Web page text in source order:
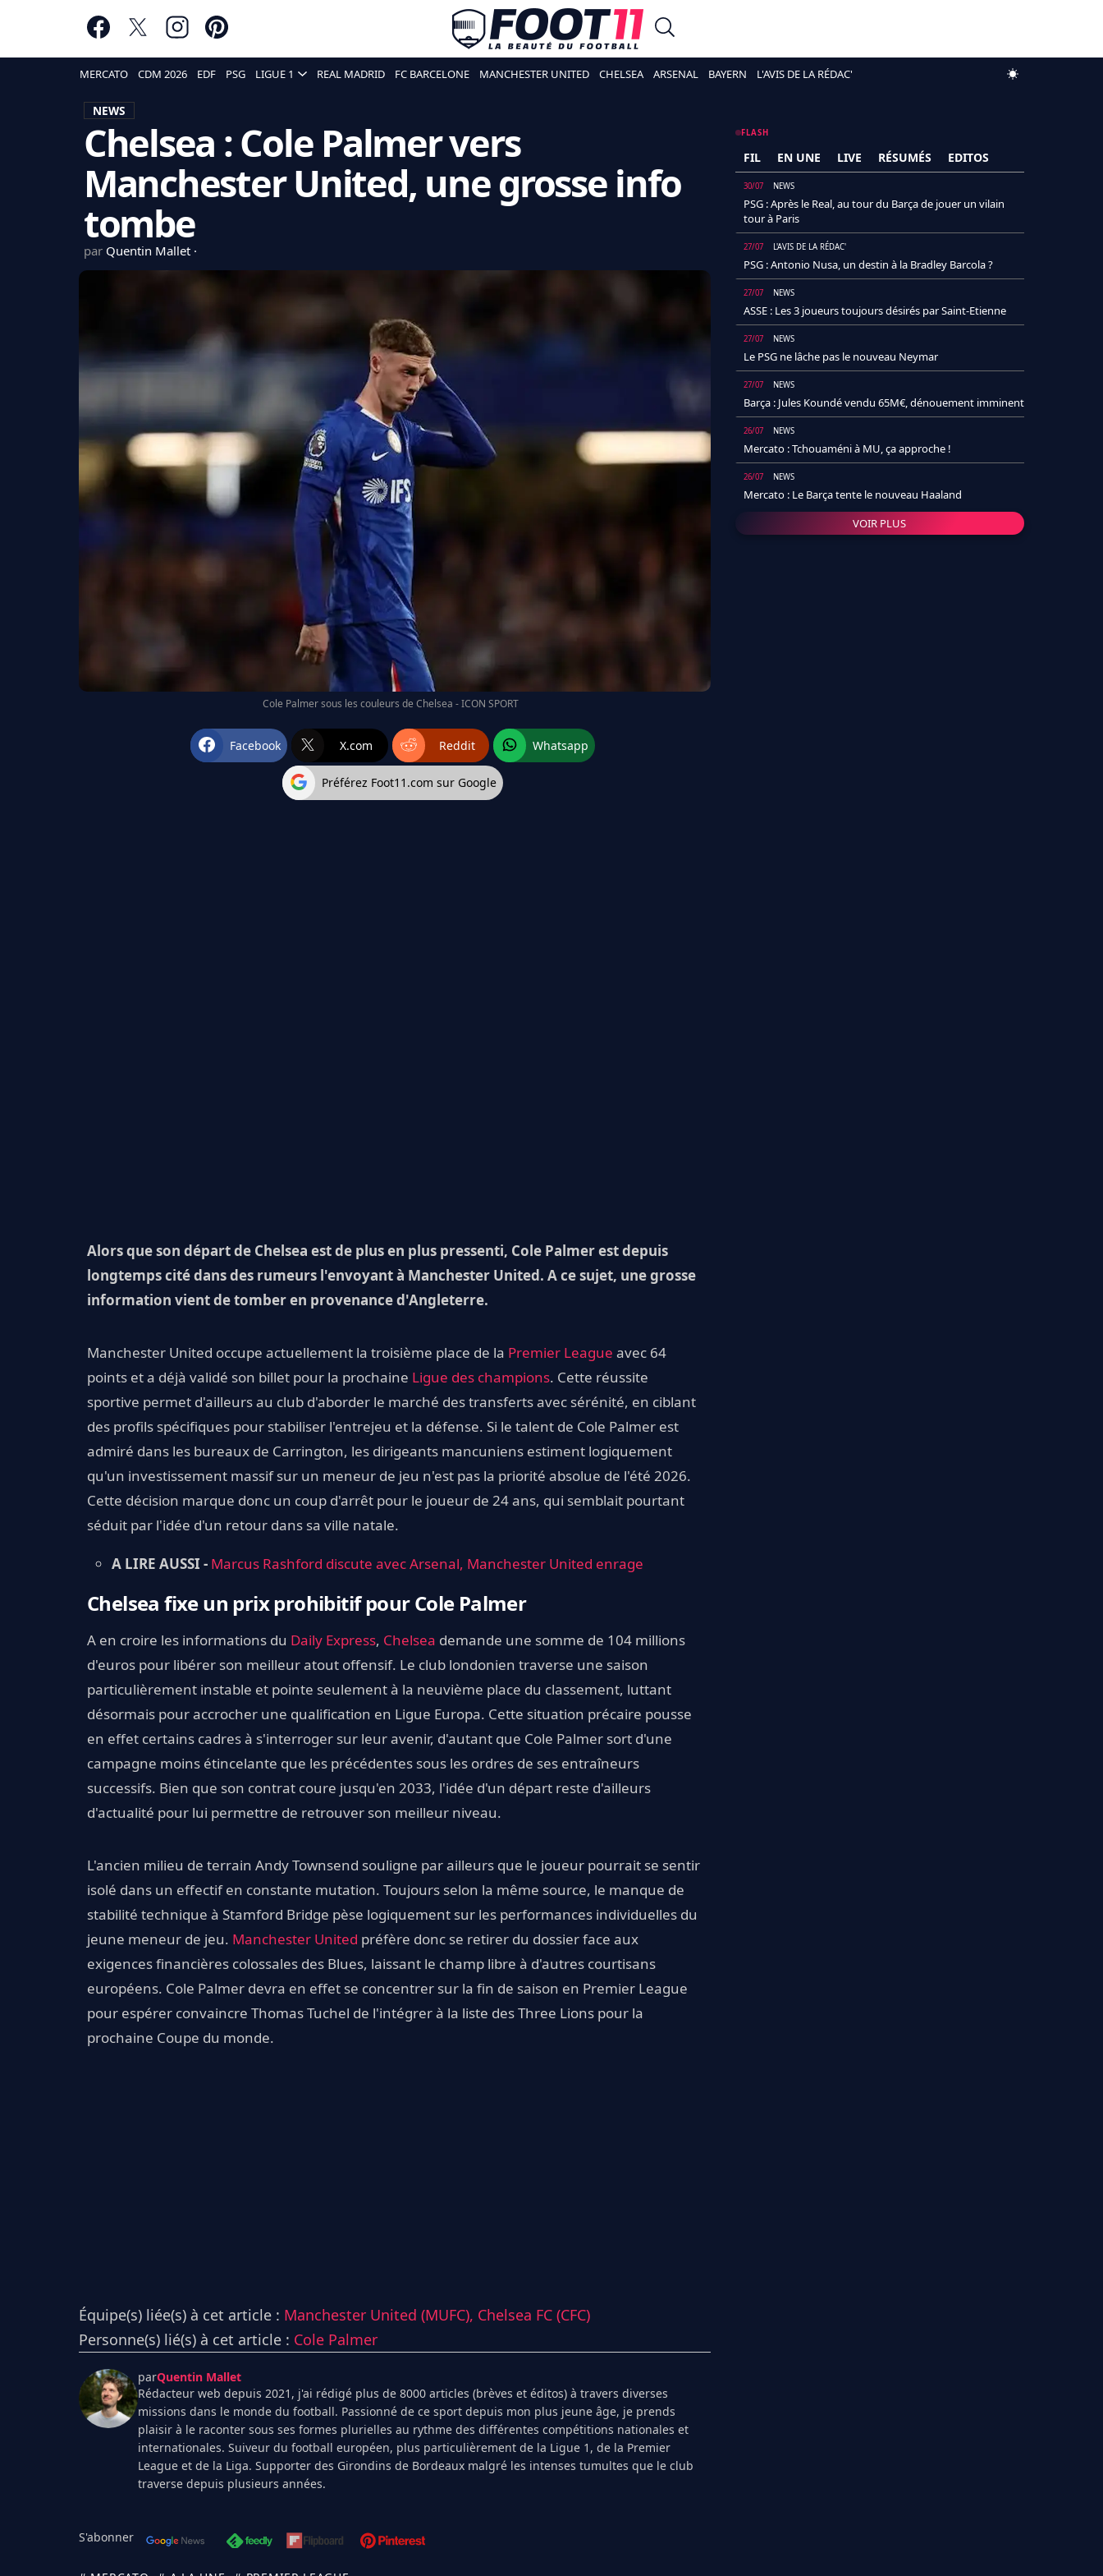
MERCATO CDM 2026 EDF PSG LIGUE 1 REAL MADRID FC BARCELONE MANCHESTER UNITED CHELSEA ARSENAL BAYERN L'AVIS DE LA RÉDAC'
NEWS
Chelsea : Cole Palmer vers
Manchester United, une grosse info
tombe
par Quentin Mallet
Cole Palmer sous les couleurs de Chelsea - ICON SPORT
Facebook X.com Reddit Whatsapp
Préférez Foot11.com sur Google
Alors que son départ de Chelsea est de plus en plus pressenti, Cole Palmer est depuis
longtemps cité dans des rumeurs l'envoyant à Manchester United. A ce sujet, une grosse
information vient de tomber en provenance d'Angleterre.
Manchester United occupe actuellement la troisième place de la Premier League avec 64
points et a déjà validé son billet pour la prochaine Ligue des champions. Cette réussite
sportive permet d'ailleurs au club d'aborder le marché des transferts avec sérénité, en ciblant
des profils spécifiques pour stabiliser l'entrejeu et la défense. Si le talent de Cole Palmer est
admiré dans les bureaux de Carrington, les dirigeants mancuniens estiment logiquement
qu'un investissement massif sur un meneur de jeu n'est pas la priorité absolue de l'été 2026.
Cette décision marque donc un coup d'arrêt pour le joueur de 24 ans, qui semblait pourtant
séduit par l'idée d'un retour dans sa ville natale.
A LIRE AUSSI - Marcus Rashford discute avec Arsenal, Manchester United enrage
Chelsea fixe un prix prohibitif pour Cole Palmer
A en croire les informations du Daily Express, Chelsea demande une somme de 104 millions
d'euros pour libérer son meilleur atout offensif. Le club londonien traverse une saison
particulièrement instable et pointe seulement à la neuvième place du classement, luttant
désormais pour accrocher une qualification en Ligue Europa. Cette situation précaire pousse
en effet certains cadres à s'interroger sur leur avenir, d'autant que Cole Palmer sort d'une
campagne moins étincelante que les précédentes sous les ordres de ses entraîneurs
successifs. Bien que son contrat coure jusqu'en 2033, l'idée d'un départ reste d'ailleurs
d'actualité pour lui permettre de retrouver son meilleur niveau.
L'ancien milieu de terrain Andy Townsend souligne par ailleurs que le joueur pourrait se sentir
isolé dans un effectif en constante mutation. Toujours selon la même source, le manque de
stabilité technique à Stamford Bridge pèse logiquement sur les performances individuelles du
jeune meneur de jeu. Manchester United préfère donc se retirer du dossier face aux
exigences financières colossales des Blues, laissant le champ libre à d'autres courtisans
européens. Cole Palmer devra en effet se concentrer sur la fin de saison en Premier League
pour espérer convaincre Thomas Tuchel de l'intégrer à la liste des Three Lions pour la
prochaine Coupe du monde.
Équipe(s) liée(s) à cet article : Manchester United (MUFC), Chelsea FC (CFC)
Personne(s) lié(s) à cet article : Cole Palmer
parQuentin Mallet
Rédacteur web depuis 2021, j'ai rédigé plus de 8000 articles (brèves et éditos) à travers diverses
missions dans le monde du football. Passionné de ce sport depuis mon plus jeune âge, je prends
plaisir à le raconter sous ses formes plurielles au rythme des différentes compétitions nationales et
internationales. Suiveur du football européen, plus particulièrement de la Ligue 1, de la Premier
League et de la Liga. Supporter des Girondins de Bordeaux malgré les intenses tumultes que le club
traverse depuis plusieurs années.
S'abonner
FLASH
FIL EN UNE LIVE RÉSUMÉS EDITOS
30/07 NEWS
PSG : Après le Real, au tour du Barça de jouer un vilain
tour à Paris
27/07 L'AVIS DE LA RÉDAC'
PSG : Antonio Nusa, un destin à la Bradley Barcola ?
27/07 NEWS
ASSE : Les 3 joueurs toujours désirés par Saint-Etienne
27/07 NEWS
Le PSG ne lâche pas le nouveau Neymar
27/07 NEWS
Barça : Jules Koundé vendu 65M€, dénouement imminent
26/07 NEWS
Mercato : Tchouaméni à MU, ça approche !
26/07 NEWS
Mercato : Le Barça tente le nouveau Haaland
VOIR PLUS